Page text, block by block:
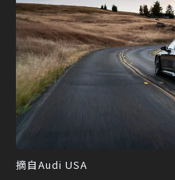
摘自Audi USA